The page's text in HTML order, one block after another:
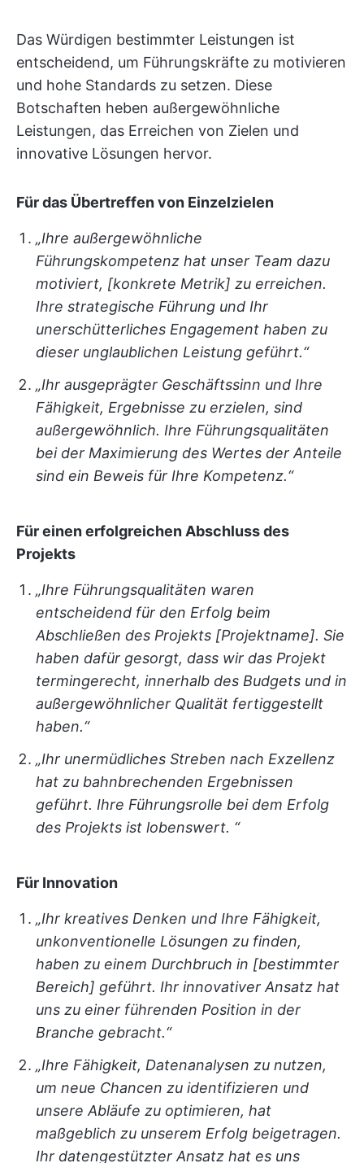
Das Würdigen bestimmter Leistungen ist
entscheidend, um Führungskräfte zu motivieren
und hohe Standards zu setzen. Diese
Botschaften heben außergewöhnliche
Leistungen, das Erreichen von Zielen und
innovative Lösungen hervor.
Für das Übertreffen von Einzelzielen
„Ihre außergewöhnliche
Führungskompetenz hat unser Team dazu
motiviert, [konkrete Metrik] zu erreichen.
Ihre strategische Führung und Ihr
unerschütterliches Engagement haben zu
dieser unglaublichen Leistung geführt.“
„Ihr ausgeprägter Geschäftssinn und Ihre
Fähigkeit, Ergebnisse zu erzielen, sind
außergewöhnlich. Ihre Führungsqualitäten
bei der Maximierung des Wertes der Anteile
sind ein Beweis für Ihre Kompetenz.“
Für einen erfolgreichen Abschluss des
Projekts
„Ihre Führungsqualitäten waren
entscheidend für den Erfolg beim
Abschließen des Projekts [Projektname]. Sie
haben dafür gesorgt, dass wir das Projekt
termingerecht, innerhalb des Budgets und in
außergewöhnlicher Qualität fertiggestellt
haben.“
„Ihr unermüdliches Streben nach Exzellenz
hat zu bahnbrechenden Ergebnissen
geführt. Ihre Führungsrolle bei dem Erfolg
des Projekts ist lobenswert. “
Für Innovation
„Ihr kreatives Denken und Ihre Fähigkeit,
unkonventionelle Lösungen zu finden,
haben zu einem Durchbruch in [bestimmter
Bereich] geführt. Ihr innovativer Ansatz hat
uns zu einer führenden Position in der
Branche gebracht.“
„Ihre Fähigkeit, Datenanalysen zu nutzen,
um neue Chancen zu identifizieren und
unsere Abläufe zu optimieren, hat
maßgeblich zu unserem Erfolg beigetragen.
Ihr datengestützter Ansatz hat es uns